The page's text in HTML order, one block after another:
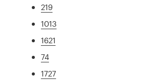
219
1013
1621
74
1727